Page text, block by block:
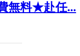
無料★赴任...